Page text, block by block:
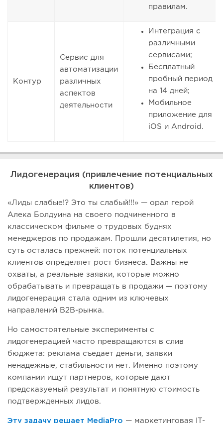
правилам.
Контур
Сервис для
автоматизации
различных
аспектов
деятельности
Интеграция с
различными
сервисами;
Бесплатный
пробный период
на 14 дней;
Мобильное
приложение для
iOS и Android.
Лидогенерация (привлечение потенциальных
клиентов)
«Лиды слабые!? Это ты слабый!!!» — орал герой
Алека Болдуина на своего подчиненного в
классическом фильме о трудовых буднях
менеджеров по продажам. Прошли десятилетия, но
суть осталась прежней: поток потенциальных
клиентов определяет рост бизнеса. Важны не
охваты, а реальные заявки, которые можно
обрабатывать и превращать в продажи — поэтому
лидогенерация стала одним из ключевых
направлений B2B-рынка.
Но самостоятельные эксперименты с
лидогенерацией часто превращаются в слив
бюджета: реклама съедает деньги, заявки
ненадежные, стабильности нет. Именно поэтому
компании ищут партнеров, которые дают
предсказуемый результат и понятную стоимость
подтвержденных лидов.
Эту задачу решает MediaPro — маркетинговая IT-